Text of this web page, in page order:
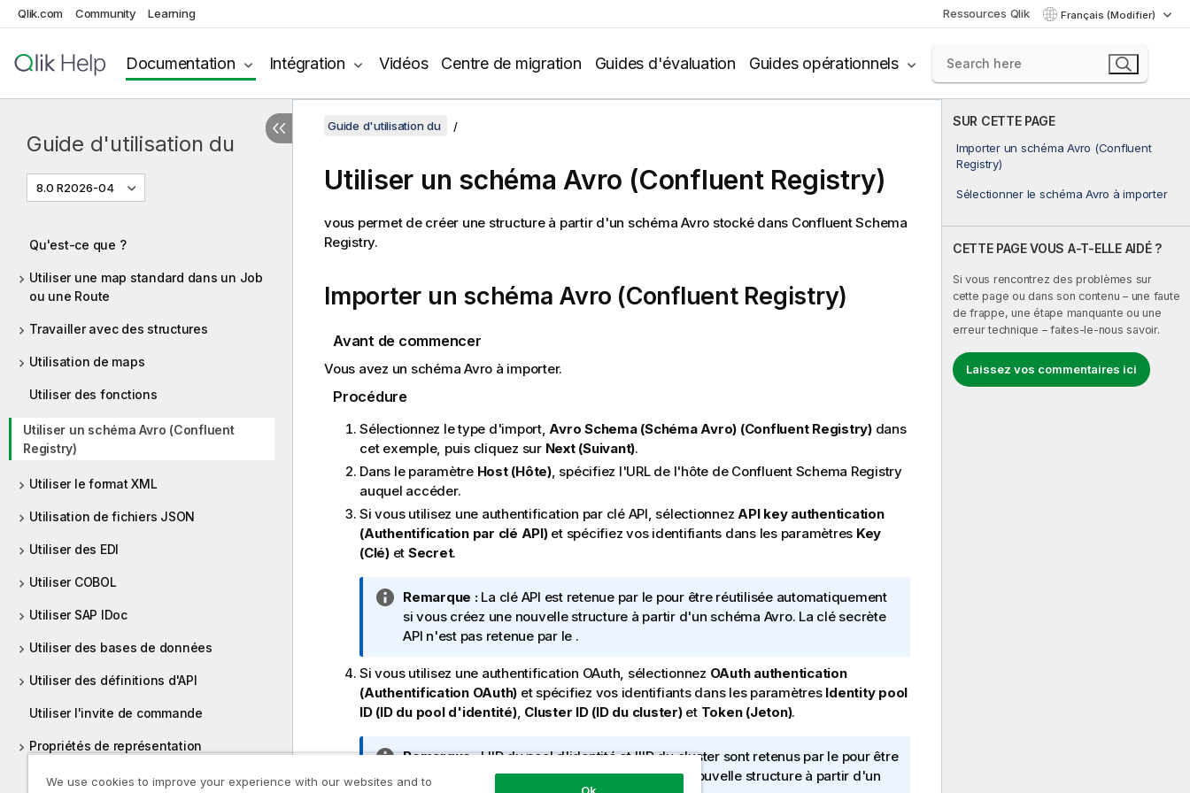
Qlik.com Community Learning Ressources Qlik Français (Modifier)
Documentation Intégration Vidéos Centre de migration Guides d'évaluation Guides opérationnels
Guide d'utilisation du
8.0 R2026-04
Qu'est-ce que ?
Utiliser une map standard dans un Job
ou une Route
Travailler avec des structures
Utilisation de maps
Utiliser des fonctions
Utiliser un schéma Avro (Confluent
Registry)
Utiliser le format XML
Utilisation de fichiers JSON
Utiliser des EDI
Utiliser COBOL
Utiliser SAP IDoc
Utiliser des bases de données
Utiliser des définitions d'API
Utiliser l'invite de commande
Propriétés de représentation
Préférences
SUR CETTE PAGE
Importer un schéma Avro (Confluent
Registry)
Sélectionner le schéma Avro à importer
CETTE PAGE VOUS A-T-ELLE AIDÉ ?
Si vous rencontrez des problèmes sur
cette page ou dans son contenu – une faute
de frappe, une étape manquante ou une
erreur technique – faites-le-nous savoir.
Laissez vos commentaires ici
Guide d'utilisation du
Utiliser un schéma Avro (Confluent Registry)
vous permet de créer une structure à partir d'un schéma Avro stocké dans Confluent Schema
Registry.
Importer un schéma Avro (Confluent Registry)
Avant de commencer
Vous avez un schéma Avro à importer.
Procédure
Sélectionnez le type d'import, Avro Schema (Schéma Avro) (Confluent Registry)dans
cet exemple, puis cliquez sur Next (Suivant).
Dans le paramètre Host (Hôte), spécifiez l'URL de l'hôte de Confluent Schema Registry
auquel accéder.
Si vous utilisez une authentification par clé API, sélectionnez API key authentication
(Authentification par clé API)et spécifiez vos identifiants dans les paramètres Key
(Clé)et Secret.
N
o
t
I
n
f
r
Remarque :La clé API est retenue par le pour être réutilisée automatiquement
si vous créez une nouvelle structure à partir d'un schéma Avro. La clé secrète
API n'est pas retenue par le .
Si vous utilisez une authentification OAuth, sélectionnez OAuth authentication
(Authentification OAuth) et spécifiez vos identifiants dans les paramètres Identity pool
ID (ID du pool d'identité), Cluster ID (ID du cluster)et Token (Jeton).
N
Remarque :L'ID du pool d'identité et l'ID du cluster sont retenus par le pour être
réutilisés automatiquement si vous créez une nouvelle structure à partir d'un
We use cookies to improve your experience with our websites and to